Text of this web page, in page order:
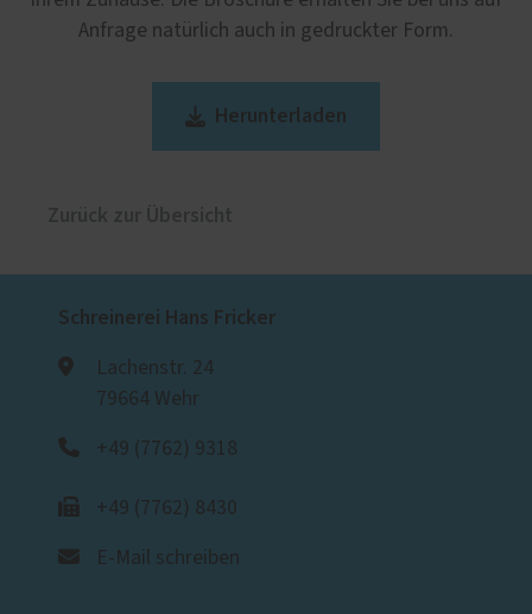
Anfrage natürlich auch in gedruckter Form.
Herunterladen
Schreinerei Hans Fricker
Lachenstr. 24
79664 Wehr
+49 (7762) 9318
+49 (7762) 8430
E-Mail schreiben